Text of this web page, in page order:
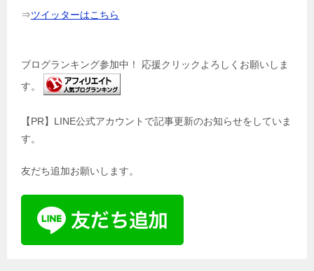
⇒ツイッターはこちら
ブログランキング参加中！ 応援クリックよろしくお願いしま
す。
【PR】LINE公式アカウントで記事更新のお知らせをしていま
す。
友だち追加お願いします。